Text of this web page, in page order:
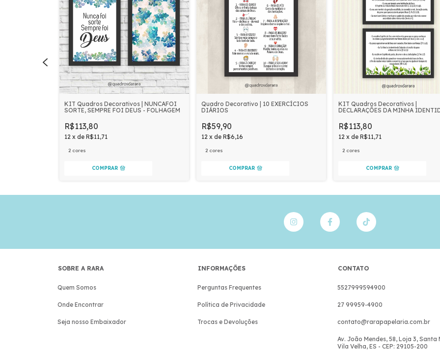
KIT Quadros Decorativos | NUNCAFOI
SORTE, SEMPRE FOI DEUS - FOLHAGEM
R$113,80
12 x de R$11,71
2 cores
COMPRAR
Quadro Decorativo | 10 EXERCÍCIOS
DIÁRIOS
R$59,90
12 x de R$6,16
2 cores
COMPRAR
KIT Quadros Decorativos |
DECLARAÇÕES DA MINHA
R$113,80
12 x de R$11,71
2 cores
COMPRAR
SOBRE A RARA
Quem Somos
Onde Encontrar
Seja nosso Embaixador
INFORMAÇÕES
Perguntas Frequentes
Política de Privacidade
Trocas e Devoluções
CONTATO
5527999594900
27 99959-4900
contato@rarapapelaria.com.br
Av. João Mendes, 58, Loja 3, Santa
Vila Velha, ES - CEP: 29105-200